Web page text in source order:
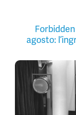
agosto: